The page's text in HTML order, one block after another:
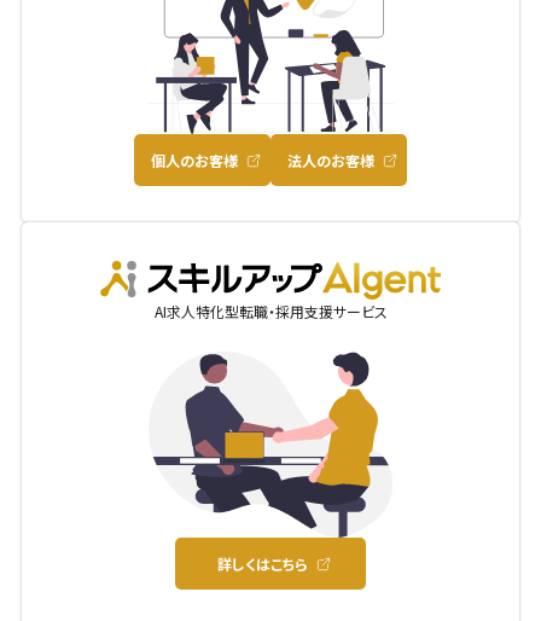
個人のお客様 法人のお客様
AIgent
AI求人特化型転職・採用支援サービス
詳しくはこちら